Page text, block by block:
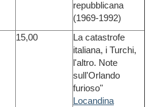
repubblicana
(1969-1992)
15,00
La catastrofe
italiana, i Turchi,
l'altro. Note
sull'Orlando
furioso"
Locandina